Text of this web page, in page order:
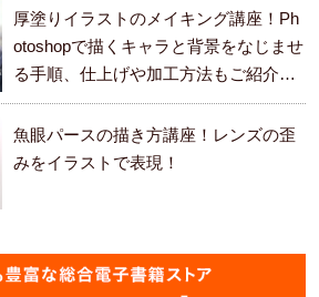
厚塗りイラストのメイキング講座！Ph
otoshopで描くキャラと背景をなじませ
る手順、仕上げや加工方法もご紹介し
ます。
魚眼パースの描き方講座！レンズの歪
みをイラストで表現！